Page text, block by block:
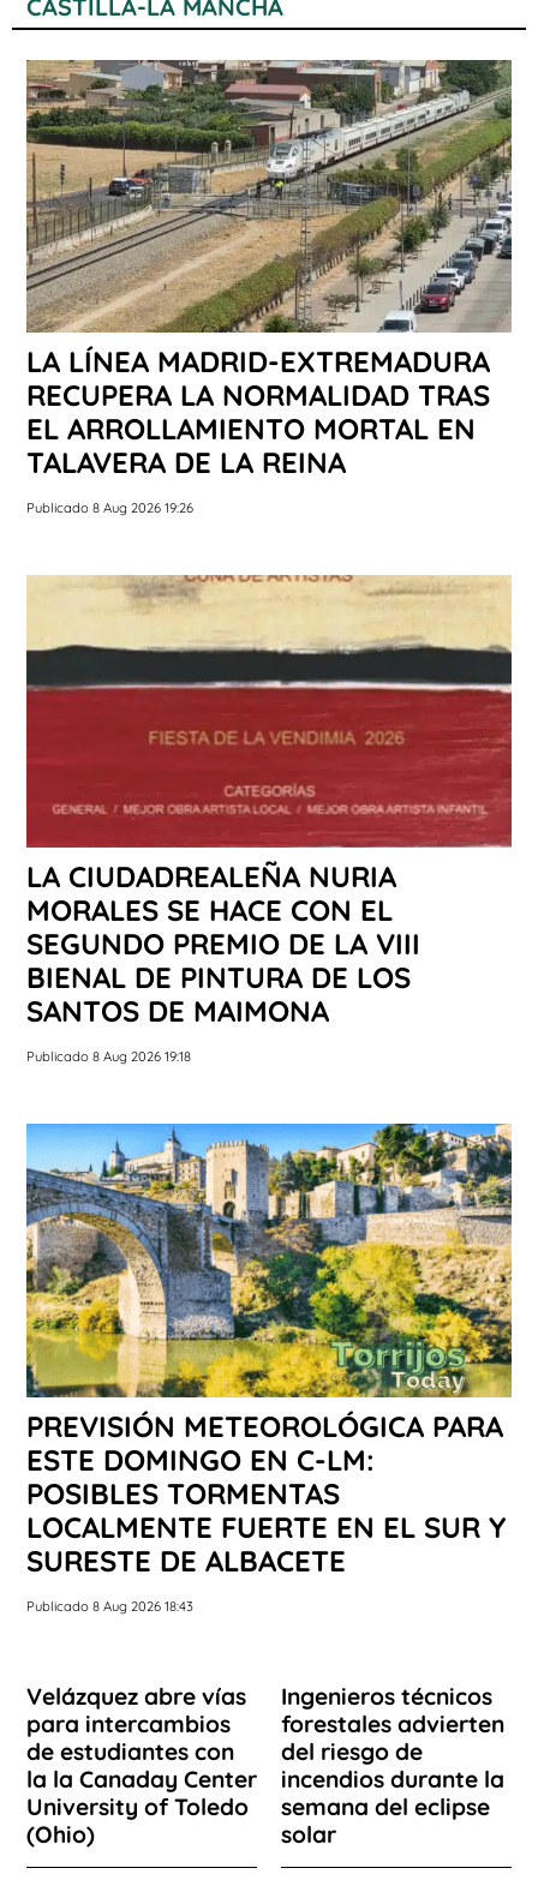
CASTILLA-LA MANCHA
LA LÍNEA MADRID-EXTREMADURA
RECUPERA LA NORMALIDAD TRAS
EL ARROLLAMIENTO MORTAL EN
TALAVERA DE LA REINA
Publicado 8 Aug 2026 19:26
LA CIUDADREALEÑA NURIA
MORALES SE HACE CON EL
SEGUNDO PREMIO DE LA VIII
BIENAL DE PINTURA DE LOS
SANTOS DE MAIMONA
Publicado 8 Aug 2026 19:18
PREVISIÓN METEOROLÓGICA PARA
ESTE DOMINGO EN C-LM:
POSIBLES TORMENTAS
LOCALMENTE FUERTE EN EL SUR Y
SURESTE DE ALBACETE
Publicado 8 Aug 2026 18:43
Velázquez abre vías
para intercambios
de estudiantes con
la la Canaday Center
University of Toledo
(Ohio)
Ingenieros técnicos
forestales advierten
del riesgo de
incendios durante la
semana del eclipse
solar